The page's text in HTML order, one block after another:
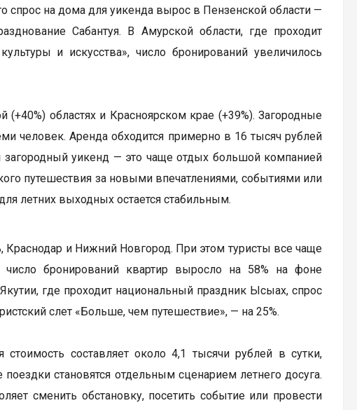
спрос на дома для уикенда вырос в Пензенской области —
Сабантуя. В Амурской области, где проходит
и искусства», число бронирований увеличилось
областях и Красноярском крае (+39%). Загородные
человек. Аренда обходится примерно в 16 тысяч рублей
загородный уикенд — это чаще отдых большой компанией
путешествия за новыми впечатлениями, событиями или
летних выходных остается стабильным.
и Нижний Новгород. При этом туристы все чаще
бронирований квартир выросло на 58% на фоне
где проходит национальный праздник Ысыах, спрос
слет «Больше, чем путешествие», — на 25%.
составляет около 4,1 тысячи рублей в сутки,
становятся отдельным сценарием летнего досуга.
сменить обстановку, посетить событие или провести